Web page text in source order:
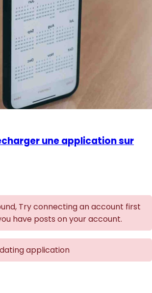
une application sur
Try connecting an account first
have posts on your account.
application